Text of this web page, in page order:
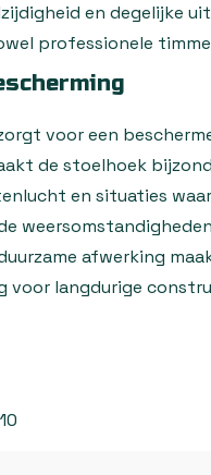
en degelijke
professionele
voor een
de stoelhoek
en situaties
afwerking
voor langdurige